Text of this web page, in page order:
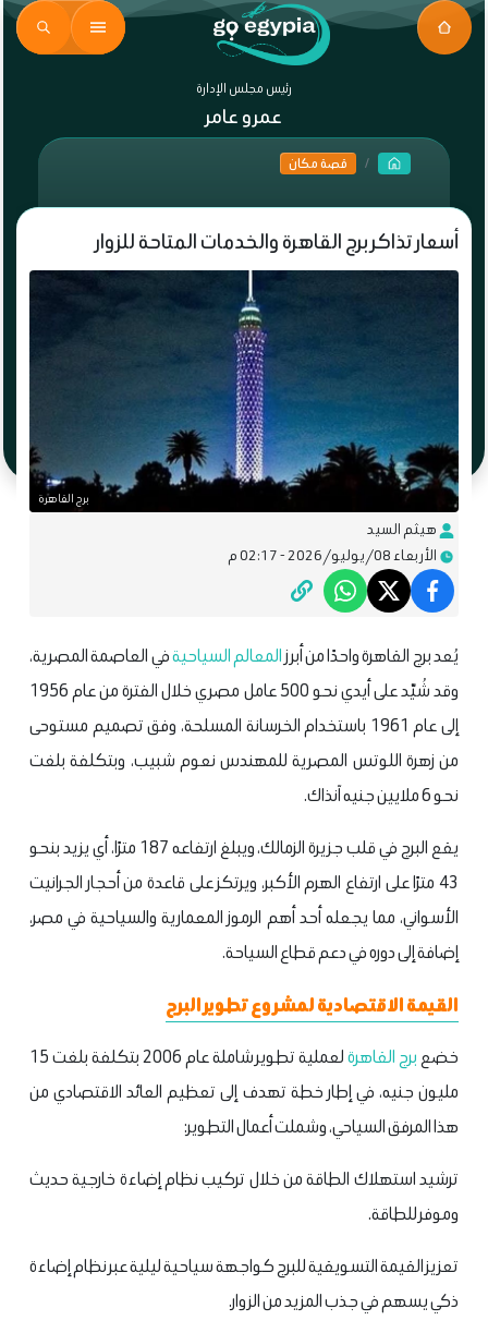
رئيس مجلس الإدارة
عمرو عامر
قصة مكان
أسعار تذاكر برج القاهرة والخدمات المتاحة للزوار
برج القاهرة
هيثم السيد
الأربعاء 08/يوليو/2026 - 02:17 م
يُعد برج القاهرة واحدًا من أبرزالمعالم السياحيةفي العاصمة المصرية،
وقد شُيّد على أيدي نحو 500 عامل مصري خلال الفترة من عام 1956
إلى عام 1961 باستخدام الخرسانة المسلحة، وفق تصميم مستوحى
من زهرة اللوتس المصرية للمهندس نعوم شبيب، وبتكلفة بلغت
نحو 6 ملايين جنيه آنذاك.
يقع البرج في قلب جزيرة الزمالك، ويبلغ ارتفاعه 187 مترًا، أي يزيد بنحو
43 مترًا على ارتفاع الهرم الأكبر، ويرتكز على قاعدة من أحجار الجرانيت
الأسواني، مما يجعله أحد أهم الرموز المعمارية والسياحية في مصر،
إضافة إلى دوره في دعم قطاع السياحة.
القيمة الاقتصادية لمشروع تطوير البرج
خضع برج القاهرة
لعملية تطوير شاملة عام 2006 بتكلفة بلغت 15
مليون جنيه، في إطار خطة تهدف إلى تعظيم العائد الاقتصادي من
هذا المرفق السياحي، وشملت أعمال التطوير:
ترشيد استهلاك الطاقة من خلال تركيب نظام إضاءة خارجية حديث
وموفر للطاقة.
تعزيز القيمة التسويقية للبرج كواجهة سياحية ليلية عبر نظام إضاءة
ذكي يسهم في جذب المزيد من الزوار.